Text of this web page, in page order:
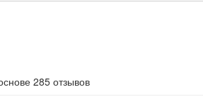
285 отзывов